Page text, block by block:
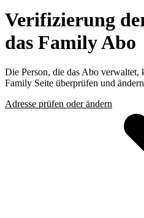
Verifizierung
das Family Abo
Die Person, die das Abo verwaltet,
Family Seite überprüfen und
Adresse prüfen oder ändern